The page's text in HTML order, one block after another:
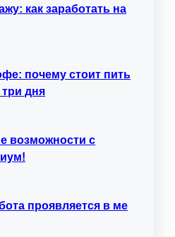
как заработать на
почему стоит пить
дня
возможности с
проявляется в ме